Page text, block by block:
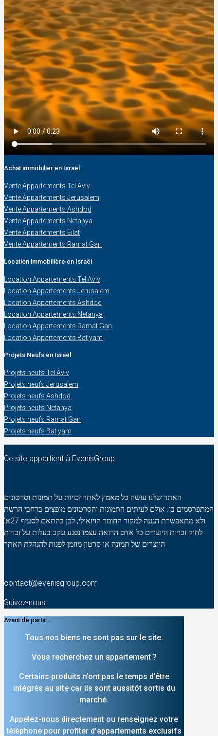
Achat immobilier en Israël
Vente Appartements Tel Aviv
Vente Appartements Jerusalem
Vente Appartements Ashdod
Vente Appartements Netanya
Vente Appartements Eilat
Vente Appartements Ramat Gan
Location immobilière en Israël
Location Appartements Tel Aviv
Location Appartements Jerusalem
Location Appartements Ashdod
Location Appartements Netanya
Location Appartements Ramat Gan
Location Appartements Bat yam
Projets Neufs en Israël
Projets neufs Tel Aviv
Projets neufs Jerusalem
Projets neufs Ashdod
Projets neufs Netanya
Projets neufs Ramat Gan
Projets neufs Bat yam
Ce site appartient à EvenisGroup
האתר שלנו עושה כל מאמץ לאתר זכויות על תמונות וסרטונים
המתפרסמים בו. אולם לעיתים התמונות והסרטונים מופצים ברחבי הרשת
ולא מתאפשרת הגעה למקור החומר הויזאולי, לכן בהתאם לסעיף 27א'
לחוק זכויות היוצרים כל אדם הרואה עצמו נפגע עקב בעלות על זכויות
היוצרים של תמונה או סרטון מוזמן לפנות להנהלת האתר
contact@evenisgroup.com
Suivez-nous
Avant de partir...
Tous nos biens ne sont pas sur le site.
Vous recherchez un appartement ?
Certains produits n’ont pas le temps d’être
intégrés au site car ils sont aussitôt sortis du
marché.
Appelez-nous directement ou renseignez votre
téléphone pour profiter d’appartements exclusifs